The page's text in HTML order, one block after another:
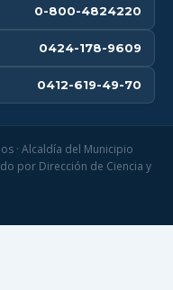
0-800-4824220
0424-178-9609
0412-619-49-70
· Alcaldía del Municipio
por Dirección de Ciencia y